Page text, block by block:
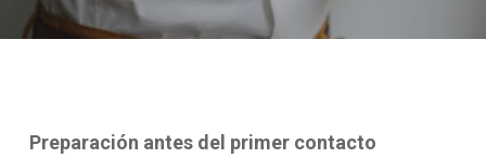
Preparación antes del primer contacto